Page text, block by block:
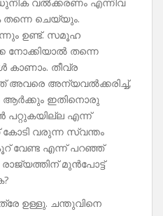
ചെയ്യും.
ഉണ്ട്. സമൂഹ
നോക്കിയാൽ തന്നെ
കാണാം. തീവ്ര
അവരെ അന്യവൽക്കരിച്ച്,
ആർക്കും ഇതിനൊരു
പറ്റുകയില്ല എന്ന്
വരുന്ന സ്വന്തം
വേണ്ട എന്ന് പറഞ്ഞ്
മുൻപോട്ട്
ഉള്ളു. ചന്തുവിനെ